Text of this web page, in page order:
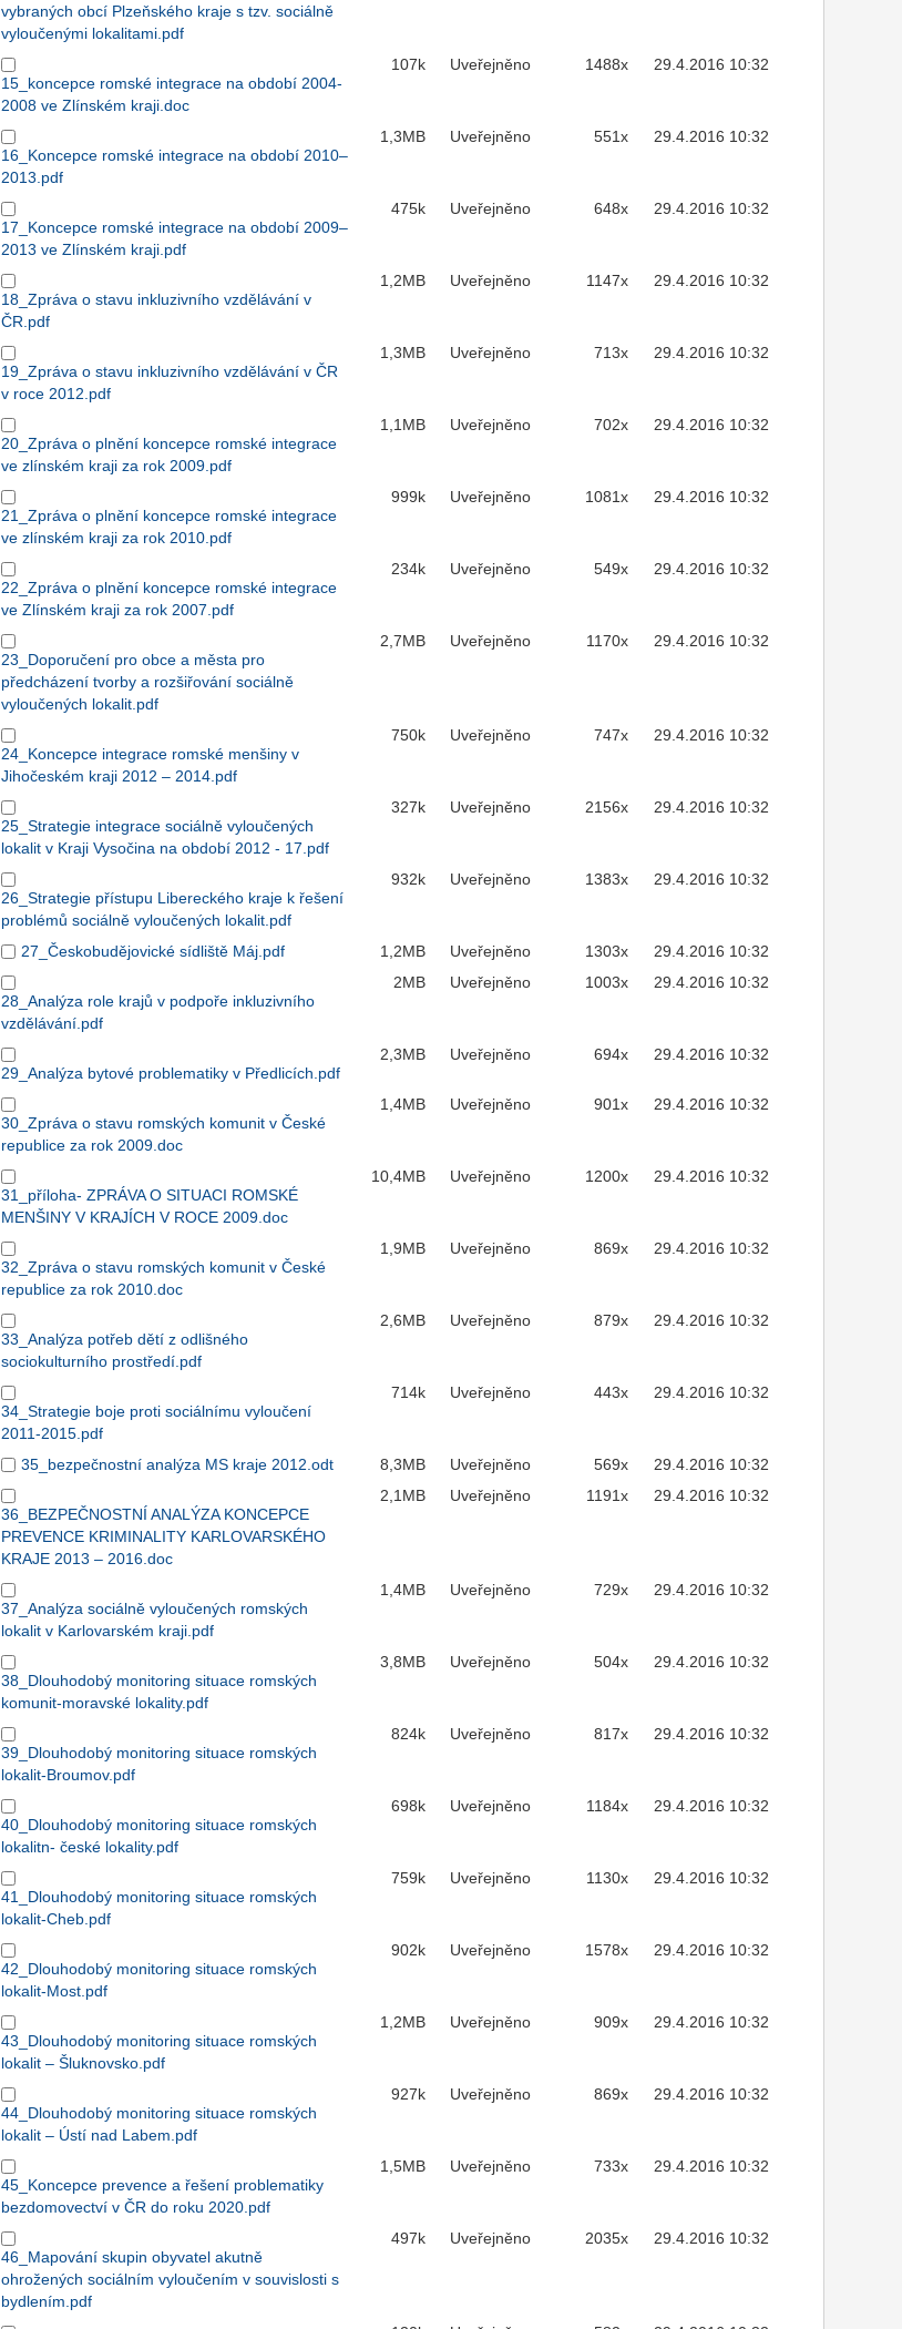
vybraných obcí Plzeňského kraje s tzv. sociálně
vyloučenými lokalitami.pdf
15_koncepce romské integrace na období 2004-
2008 ve Zlínském kraji.doc
107k Uveřejněno 1488x 29.4.2016 10:32
16_Koncepce romské integrace na období 2010–
2013.pdf
1,3MB Uveřejněno 551x 29.4.2016 10:32
17_Koncepce romské integrace na období 2009–
2013 ve Zlínském kraji.pdf
475k Uveřejněno 648x 29.4.2016 10:32
18_Zpráva o stavu inkluzivního vzdělávání v
ČR.pdf
1,2MB Uveřejněno 1147x 29.4.2016 10:32
19_Zpráva o stavu inkluzivního vzdělávání v ČR
v roce 2012.pdf
1,3MB Uveřejněno 713x 29.4.2016 10:32
20_Zpráva o plnění koncepce romské integrace
ve zlínském kraji za rok 2009.pdf
1,1MB Uveřejněno 702x 29.4.2016 10:32
21_Zpráva o plnění koncepce romské integrace
ve zlínském kraji za rok 2010.pdf
999k Uveřejněno 1081x 29.4.2016 10:32
22_Zpráva o plnění koncepce romské integrace
ve Zlínském kraji za rok 2007.pdf
234k Uveřejněno 549x 29.4.2016 10:32
23_Doporučení pro obce a města pro
předcházení tvorby a rozšiřování sociálně
vyloučených lokalit.pdf
2,7MB Uveřejněno 1170x 29.4.2016 10:32
24_Koncepce integrace romské menšiny v
Jihočeském kraji 2012 – 2014.pdf
750k Uveřejněno 747x 29.4.2016 10:32
25_Strategie integrace sociálně vyloučených
lokalit v Kraji Vysočina na období 2012 - 17.pdf
327k Uveřejněno 2156x 29.4.2016 10:32
26_Strategie přístupu Libereckého kraje k řešení
problémů sociálně vyloučených lokalit.pdf
932k Uveřejněno 1383x 29.4.2016 10:32
27_Českobudějovické sídliště Máj.pdf 1,2MB Uveřejněno 1303x 29.4.2016 10:32
28_Analýza role krajů v podpoře inkluzivního
vzdělávání.pdf
2MB Uveřejněno 1003x 29.4.2016 10:32
29_Analýza bytové problematiky v Předlicích.pdf
2,3MB Uveřejněno 694x 29.4.2016 10:32
30_Zpráva o stavu romských komunit v České
republice za rok 2009.doc
1,4MB Uveřejněno 901x 29.4.2016 10:32
31_příloha- ZPRÁVA O SITUACI ROMSKÉ
MENŠINY V KRAJÍCH V ROCE 2009.doc
10,4MB Uveřejněno 1200x 29.4.2016 10:32
32_Zpráva o stavu romských komunit v České
republice za rok 2010.doc
1,9MB Uveřejněno 869x 29.4.2016 10:32
33_Analýza potřeb dětí z odlišného
sociokulturního prostředí.pdf
2,6MB Uveřejněno 879x 29.4.2016 10:32
34_Strategie boje proti sociálnímu vyloučení
2011-2015.pdf
714k Uveřejněno 443x 29.4.2016 10:32
35_bezpečnostní analýza MS kraje 2012.odt 8,3MB Uveřejněno 569x 29.4.2016 10:32
36_BEZPEČNOSTNÍ ANALÝZA KONCEPCE
PREVENCE KRIMINALITY KARLOVARSKÉHO
KRAJE 2013 – 2016.doc
2,1MB Uveřejněno 1191x 29.4.2016 10:32
37_Analýza sociálně vyloučených romských
lokalit v Karlovarském kraji.pdf
1,4MB Uveřejněno 729x 29.4.2016 10:32
38_Dlouhodobý monitoring situace romských
komunit-moravské lokality.pdf
3,8MB Uveřejněno 504x 29.4.2016 10:32
39_Dlouhodobý monitoring situace romských
lokalit-Broumov.pdf
824k Uveřejněno 817x 29.4.2016 10:32
40_Dlouhodobý monitoring situace romských
lokalitn- české lokality.pdf
698k Uveřejněno 1184x 29.4.2016 10:32
41_Dlouhodobý monitoring situace romských
lokalit-Cheb.pdf
759k Uveřejněno 1130x 29.4.2016 10:32
42_Dlouhodobý monitoring situace romských
lokalit-Most.pdf
902k Uveřejněno 1578x 29.4.2016 10:32
43_Dlouhodobý monitoring situace romských
lokalit – Šluknovsko.pdf
1,2MB Uveřejněno 909x 29.4.2016 10:32
44_Dlouhodobý monitoring situace romských
lokalit – Ústí nad Labem.pdf
927k Uveřejněno 869x 29.4.2016 10:32
45_Koncepce prevence a řešení problematiky
bezdomovectví v ČR do roku 2020.pdf
1,5MB Uveřejněno 733x 29.4.2016 10:32
46_Mapování skupin obyvatel akutně
ohrožených sociálním vyloučením v souvislosti s
bydlením.pdf
497k Uveřejněno 2035x 29.4.2016 10:32